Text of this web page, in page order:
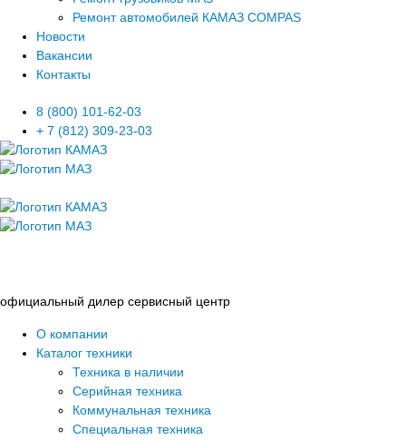
Ремонт автомобилей КАМАЗ COMPAS
Новости
Вакансии
Контакты
8 (800) 101-62-03
+ 7 (812) 309-23-03
официальный дилер сервисный центр
О компании
Каталог техники
Техника в наличии
Серийная техника
Коммунальная техника
Специальная техника